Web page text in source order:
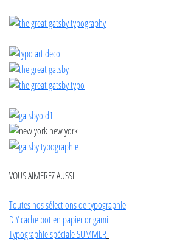
VOUS AIMEREZ AUSSI
Toutes nos sélections de typographie
DIY cache pot en papier origami
Typographie spéciale SUMMER